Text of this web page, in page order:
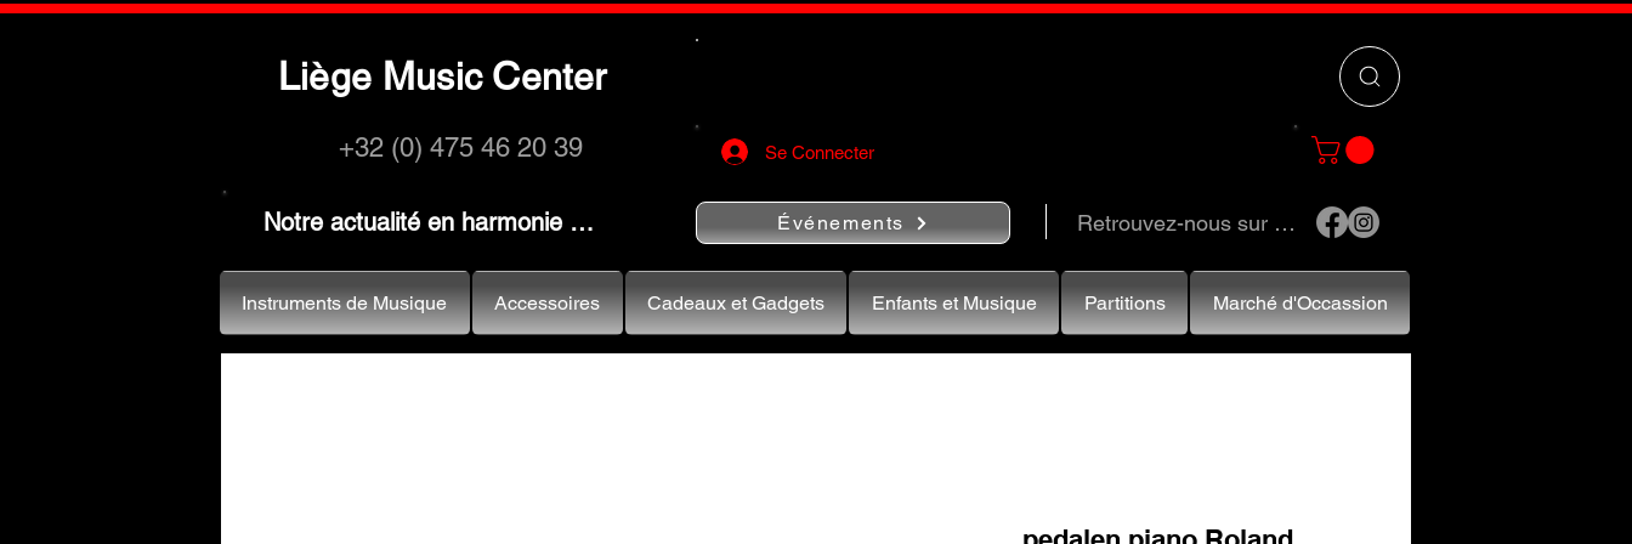
Liège Music Center
+32 (0) 475 46 20 39 Se Connecter
Notre actualité en harmonie … Événements Retrouvez-nous sur …
Instruments de Musique Accessoires Cadeaux et Gadgets Enfants et Musique Partitions Marché d'Occassion